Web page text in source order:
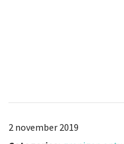
2 november 2019